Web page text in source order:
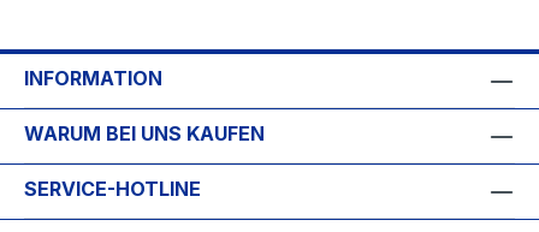
INFORMATION
WARUM BEI UNS KAUFEN
SERVICE-HOTLINE